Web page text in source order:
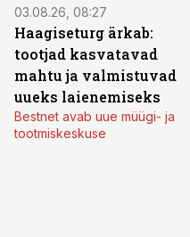
03.08.26, 08:27
Haagiseturg ärkab:
tootjad kasvatavad
mahtu ja valmistuvad
uueks laienemiseks
Bestnet avab uue müügi- ja
tootmiskeskuse